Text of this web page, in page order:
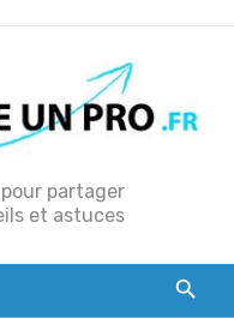
partager
et astuces